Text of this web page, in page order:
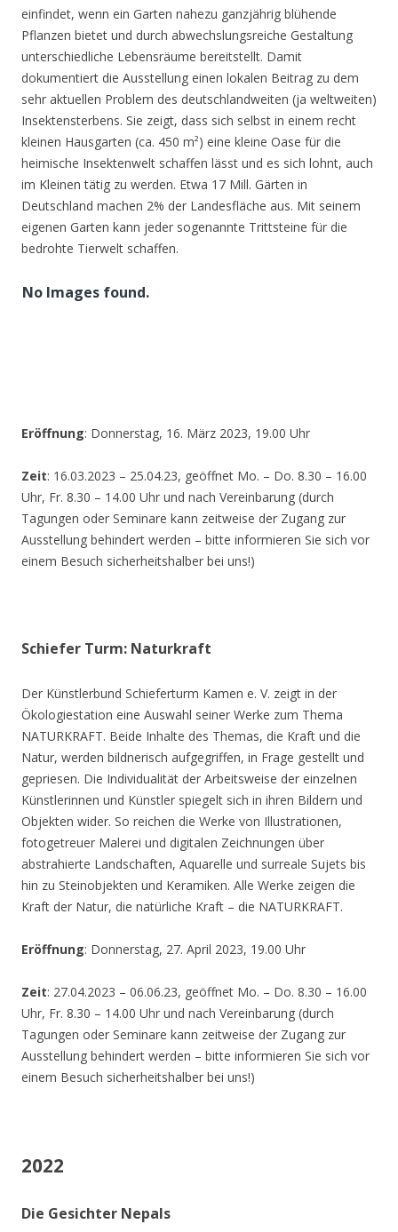
einfindet, wenn ein Garten nahezu ganzjährig blühende
Pflanzen bietet und durch abwechslungsreiche Gestaltung
unterschiedliche Lebensräume bereitstellt. Damit
dokumentiert die Ausstellung einen lokalen Beitrag zu dem
sehr aktuellen Problem des deutschlandweiten (ja weltweiten)
Insektensterbens. Sie zeigt, dass sich selbst in einem recht
kleinen Hausgarten (ca. 450 m²) eine kleine Oase für die
heimische Insektenwelt schaffen lässt und es sich lohnt, auch
im Kleinen tätig zu werden. Etwa 17 Mill. Gärten in
Deutschland machen 2% der Landesfläche aus. Mit seinem
eigenen Garten kann jeder sogenannte Trittsteine für die
bedrohte Tierwelt schaffen.
No Images found.
Eröffnung: Donnerstag, 16. März 2023, 19.00 Uhr
Zeit: 16.03.2023 – 25.04.23, geöffnet Mo. – Do. 8.30 – 16.00
Uhr, Fr. 8.30 – 14.00 Uhr und nach Vereinbarung (durch
Tagungen oder Seminare kann zeitweise der Zugang zur
Ausstellung behindert werden – bitte informieren Sie sich vor
einem Besuch sicherheitshalber bei uns!)
Schiefer Turm: Naturkraft
Der Künstlerbund Schieferturm Kamen e. V. zeigt in der
Ökologiestation eine Auswahl seiner Werke zum Thema
NATURKRAFT. Beide Inhalte des Themas, die Kraft und die
Natur, werden bildnerisch aufgegriffen, in Frage gestellt und
gepriesen. Die Individualität der Arbeitsweise der einzelnen
Künstlerinnen und Künstler spiegelt sich in ihren Bildern und
Objekten wider. So reichen die Werke von Illustrationen,
fotogetreuer Malerei und digitalen Zeichnungen über
abstrahierte Landschaften, Aquarelle und surreale Sujets bis
hin zu Steinobjekten und Keramiken. Alle Werke zeigen die
Kraft der Natur, die natürliche Kraft – die NATURKRAFT.
Eröffnung: Donnerstag, 27. April 2023, 19.00 Uhr
Zeit: 27.04.2023 – 06.06.23, geöffnet Mo. – Do. 8.30 – 16.00
Uhr, Fr. 8.30 – 14.00 Uhr und nach Vereinbarung (durch
Tagungen oder Seminare kann zeitweise der Zugang zur
Ausstellung behindert werden – bitte informieren Sie sich vor
einem Besuch sicherheitshalber bei uns!)
2022
Die Gesichter Nepals